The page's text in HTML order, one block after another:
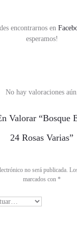
encontrarnos en
esperamos!
No hay valoraciones aún.
Valorar “Bosque
24 Rosas Varias”
no será publicada.
marcados con *